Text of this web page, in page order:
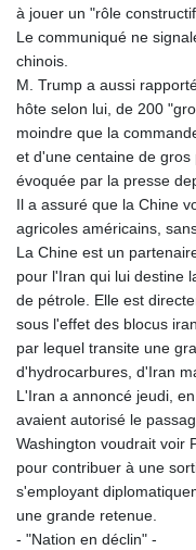
à jouer un "rôle
Le communiqué ne
chinois.
M. Trump a aussi
hôte selon lui, de 200
moindre que la
et d'une centaine de
évoquée par la presse
Il a assuré que la Chine
agricoles américains,
La Chine est un
pour l'Iran qui lui destine
de pétrole. Elle est
sous l'effet des blocus
par lequel transite une
d'hydrocarbures, d'Iran
L'Iran a annoncé jeudi,
avaient autorisé le
Washington voudrait voir
pour contribuer à une
s'employant
une grande retenue.
- "Nation en déclin" -